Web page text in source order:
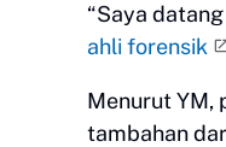
“Saya
ahli forensik
Menurut YM,
tambahan